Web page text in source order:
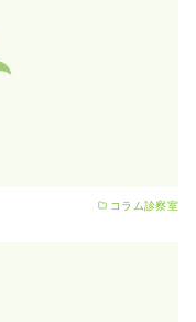
コラム診察室